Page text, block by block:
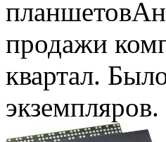
планшетов
продажи
квартал.
экземпляров.